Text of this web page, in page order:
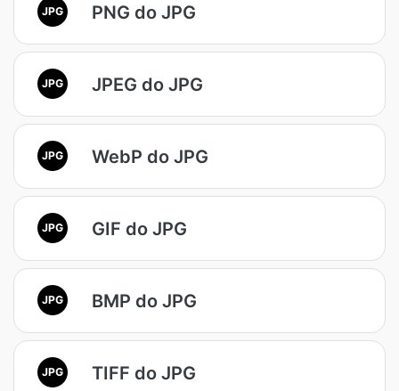
JPG PNG do JPG
JPG JPEG do JPG
JPG WebP do JPG
JPG GIF do JPG
JPG BMP do JPG
JPG TIFF do JPG